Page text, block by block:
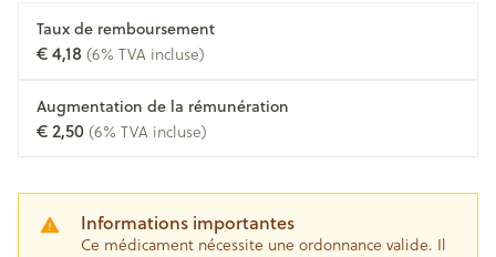
Taux de remboursement
€ 4,18 (6% TVA incluse)
Augmentation de la rémunération
€ 2,50(6% TVA incluse)
Informations importantes
Ce médicament nécessite une ordonnance valide. Il